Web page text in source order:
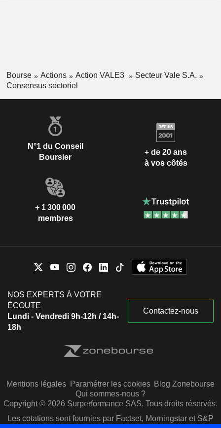
Bourse Actions Action VALE3
Secteur Vale S.A.
Consensus sectoriel
N°1 du Conseil
Boursier
+ de 20 ans
à vos côtés
+ 1 300 000
membres
NOS EXPERTS À VOTRE
ÉCOUTE
Lundi - Vendredi 9h-12h / 14h-
18h
Contactez-nous
Mentions légales Paramétrer les cookies Blog Zonebourse
Qui sommes-nous ?
Copyright © 2026 Surperformance SAS. Tous droits réservés.
Les cotations sont fournies par Factset, Morningstar et S&P